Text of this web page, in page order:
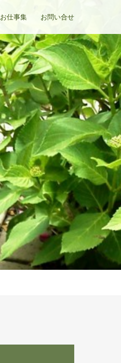
お仕事集 お問い合せ